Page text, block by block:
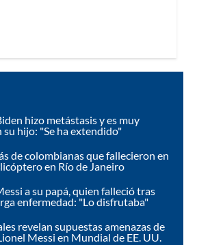
hizo metástasis y es muy
su hijo: "Se ha extendido"
de colombianas que fallecieron en
en Río de Janeiro
a su papá, quien falleció tras
enfermedad: "Lo disfrutaba"
revelan supuestas amenazas de
Messi en Mundial de EE. UU.